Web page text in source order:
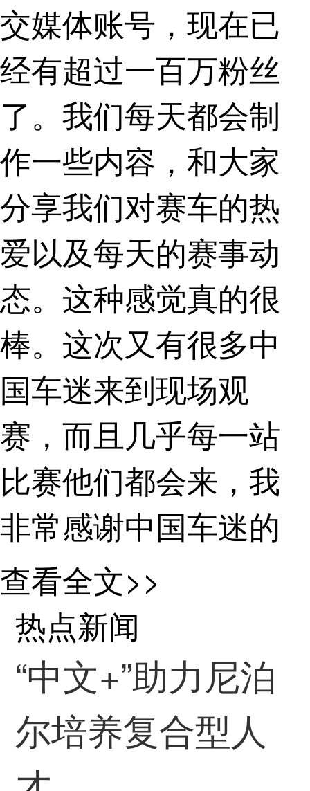
交媒体账号，现在已
经有超过一百万粉丝
了。我们每天都会制
作一些内容，和大家
分享我们对赛车的热
爱以及每天的赛事动
态。这种感觉真的很
棒。这次又有很多中
国车迷来到现场观
赛，而且几乎每一站
比赛他们都会来，我
非常感谢中国车迷的
支持，我也希望有一
天我们能在中国举办
比赛。（总台记者 徐
明）
查看全文>>
热点新闻
“中文+”助力尼泊
尔培养复合型人